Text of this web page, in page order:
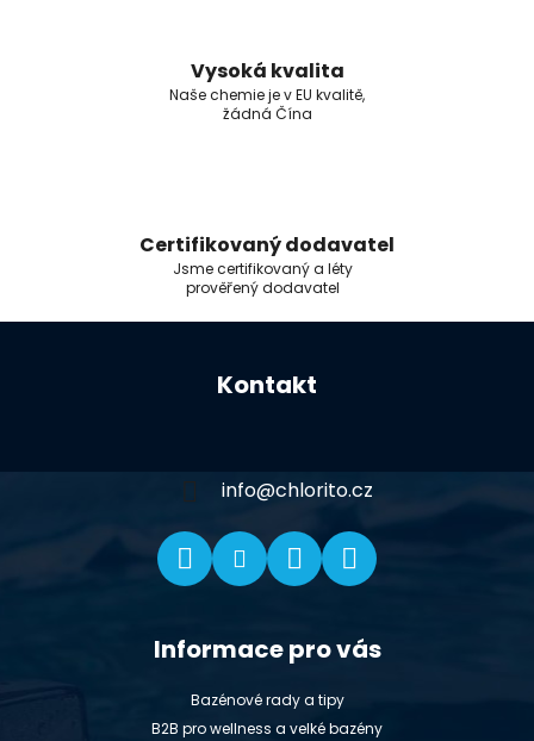
Vysoká kvalita
Naše chemie je v EU kvalitě,
žádná Čína
Certifikovaný dodavatel
Jsme certifikovaný a léty
prověřený dodavatel
Kontakt
info@chlorito.cz
Informace pro vás
Bazénové rady a tipy
B2B pro wellness a velké bazény